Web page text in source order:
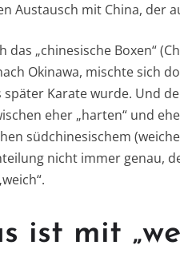
Austausch mit China, der
das „chinesische Boxen“
Okinawa, mischte sich
später Karate wurde. Und
eher „harten“ und
südchinesischem
nicht immer genau,
ist mit